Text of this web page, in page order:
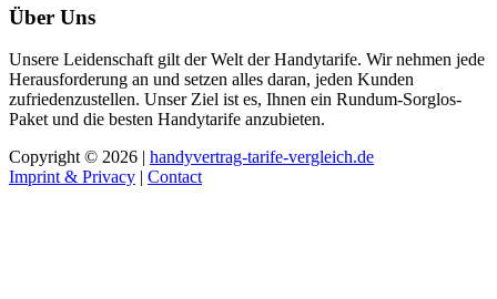
Über Uns
Unsere Leidenschaft gilt der Welt der Handytarife. Wir nehmen jede
Herausforderung an und setzen alles daran, jeden Kunden
zufriedenzustellen. Unser Ziel ist es, Ihnen ein Rundum-Sorglos-
Paket und die besten Handytarife anzubieten.
Copyright © 2026 | handyvertrag-tarife-vergleich.de
Imprint & Privacy | Contact